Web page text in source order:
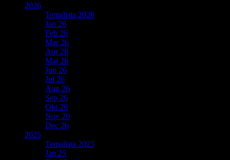
2026
Temalista 2026
Jan 26
Feb 26
Mar 26
Apr 26
Maj 26
Jun 26
Jul 26
Aug 26
Sep 26
Okt 26
Nov 26
Dec 26
2025
Temalista 2025
Jan 25